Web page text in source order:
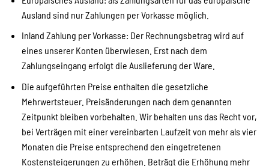
Ausland sind nur Zahlungen per Vorkasse möglich.
Inland Zahlung per Vorkasse: Der Rechnungsbetrag wird auf
eines unserer Konten überwiesen. Erst nach dem
Zahlungseingang erfolgt die Auslieferung der Ware.
Die aufgeführten Preise enthalten die gesetzliche
Mehrwertsteuer. Preisänderungen nach dem genannten
Zeitpunkt bleiben vorbehalten. Wir behalten uns das Recht vor,
bei Verträgen mit einer vereinbarten Laufzeit von mehr als vier
Monaten die Preise entsprechend den eingetretenen
Kostensteigerungen zu erhöhen. Beträgt die Erhöhung mehr